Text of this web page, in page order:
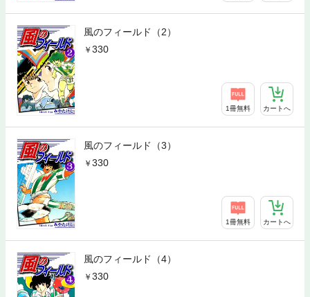
風のフィールド（2）
330
1冊無料 カートへ
風のフィールド（3）
330
1冊無料 カートへ
風のフィールド（4）
330